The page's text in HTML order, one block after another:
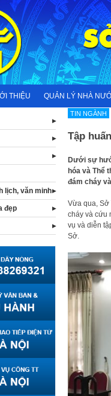
THIỆU QUẢN LÝ NHÀ
TIN NGÀNH
Tập
Dưới sự
hóa và Thể
đám cháy
Vừa qua, Sở
cháy và cứu
vụ và diễn
Sở.
lịch, văn minh
đẹp